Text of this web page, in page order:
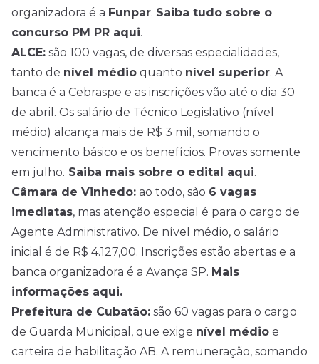
organizadora é a Funpar. Saiba tudo sobre o
concurso PM PR aqui.
ALCE: são 100 vagas, de diversas especialidades,
tanto de nível médio quanto nível superior. A
banca é a Cebraspe e as inscrições vão até o dia 30
de abril. Os salário de Técnico Legislativo (nível
médio) alcança mais de R$ 3 mil, somando o
vencimento básico e os benefícios. Provas somente
em julho. Saiba mais sobre o edital aqui.
Câmara de Vinhedo: ao todo, são 6 vagas
imediatas, mas atenção especial é para o cargo de
Agente Administrativo. De nível médio, o salário
inicial é de R$ 4.127,00. Inscrições estão abertas e a
banca organizadora é a Avança SP. Mais
informações aqui.
Prefeitura de Cubatão: são 60 vagas para o cargo
de Guarda Municipal, que exige nível médio e
carteira de habilitação AB. A remuneração, somando